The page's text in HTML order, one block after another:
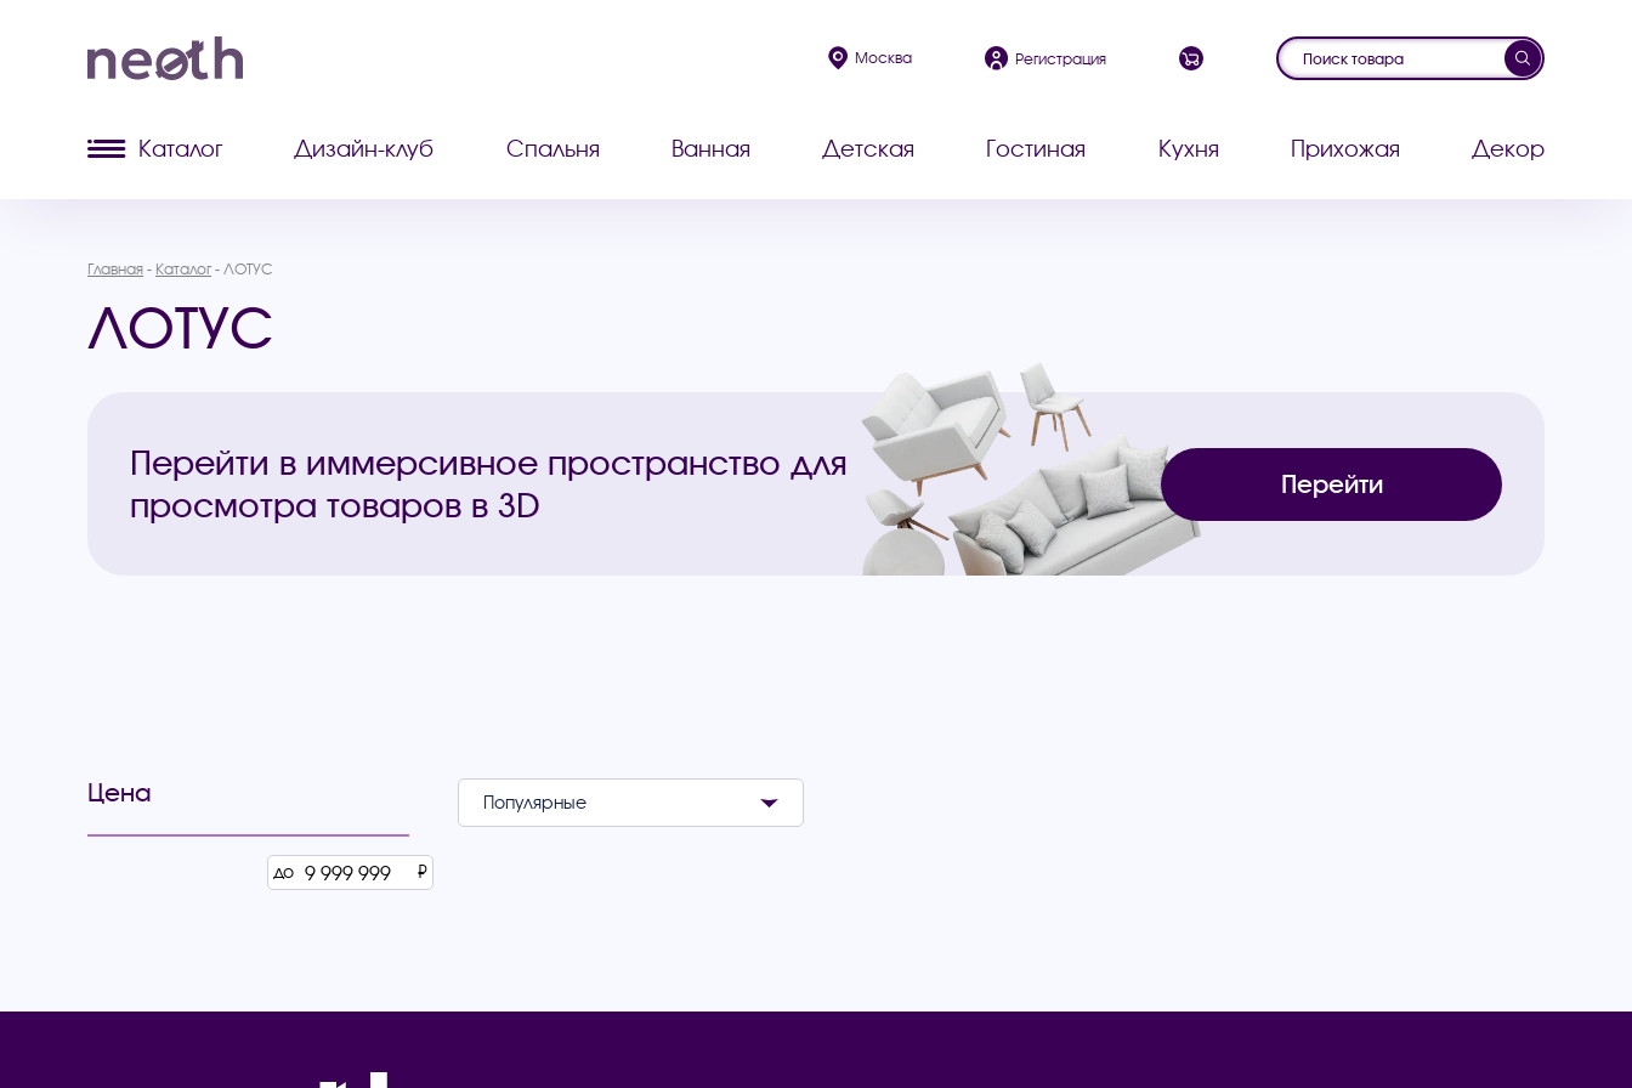
Москва Регистрация
Каталог Дизайн-клуб Спальня Ванная Детская Гостиная Кухня Прихожая Декор
Главная Каталог ЛОТУС
ЛОТУС
Перейти в иммерсивное пространство для
просмотра товаров в 3D
Перейти
Цена
до ₽